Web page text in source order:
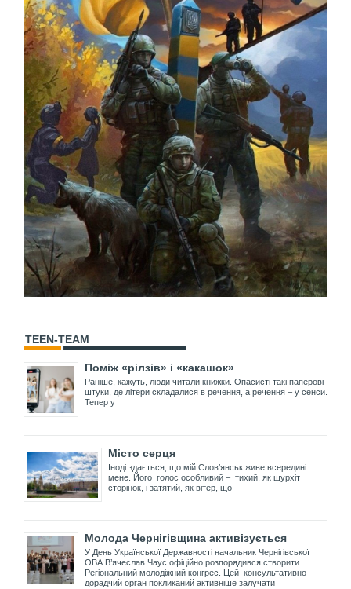
TEEN-TEAM
Поміж «рілзів» і «какашок»
Раніше, кажуть, люди читали книжки. Опасисті такі паперові
штуки, де літери складалися в речення, а речення – у сенси.
Тепер у
Місто серця
Іноді здається, що мій Слов’янськ живе всередині
мене. Його голос особливий – тихий, як шурхіт
сторінок, і затятий, як вітер, що
Молода Чернігівщина активізується
У День Української Державності начальник Чернігівської
ОВА В’ячеслав Чаус офіційно розпорядився створити
Регіональний молодіжний конгрес. Цей консультативно-
дорадчий орган покликаний активніше залучати